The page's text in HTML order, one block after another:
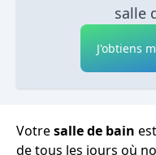
salle
J'obtiens
Votresalle de bain
de tous les jours où